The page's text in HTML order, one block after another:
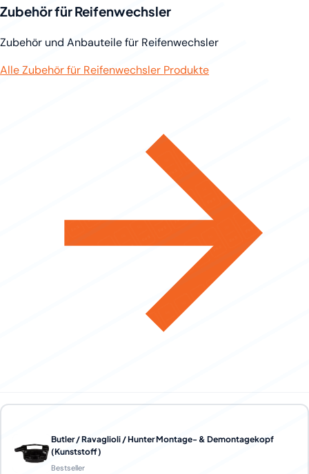
Zubehör für Reifenwechsler
Zubehör und Anbauteile für Reifenwechsler
Alle Zubehör für Reifenwechsler Produkte
Butler / Ravaglioli / Hunter Montage- & Demontagekopf
(Kunststoff)
Bestseller